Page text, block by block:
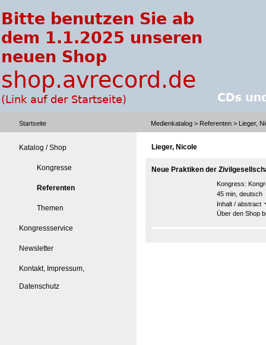
Startseite Medienkatalog > Referenten > Lieger,
Katalog / Shop
Kongresse
Referenten
Themen
Kongressservice
Newsletter
Kontakt, Impressum,
Datenschutz
Lieger, Nicole
Neue Praktiken der
Kongress:
45 min, deutsch
Inhalt / abstract
Über den Shop